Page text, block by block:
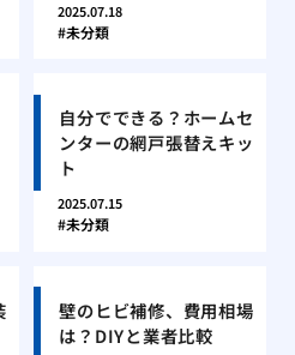
2025.07.18
未分類
自分でできる？ホームセ
ンターの網戸張替えキッ
ト
2025.07.15
未分類
壁のヒビ補修、費用相場
は？DIYと業者比較